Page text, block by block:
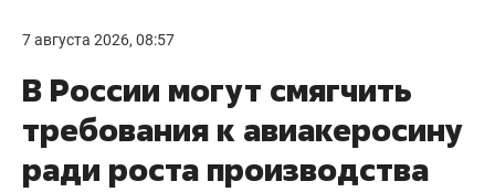
7 августа 2026, 08:57
В России могут смягчить
требования к авиакеросину
ради роста производства